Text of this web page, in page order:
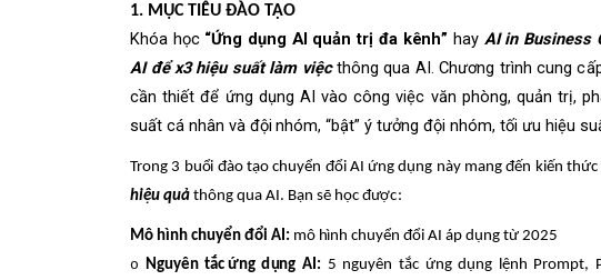
1. MỤC TIÊU ĐÀO TẠO
Khóa học “Ứng dụng AI quản trị đa kênh” hay AIin Business
AIđể x3 hiệu suất làm việcthông qua AI.Chương trình cungc
cần thiết để ứng dụng AI vàocông việc văn phòng, quản trị,p
suất cá nhân và đội nhóm,“bật” ý tưởng độinhóm, tối ưu hiệu su
Trong 3 buổi đàotạochuyển đổi AIứng dụng này mang đến kiến thức
hiệu quảthông qua AI. Bạn sẽ học được:
Mô hìnhchuyểnđổi AI : mô hìnhchuyển đổi AI áp dụng từ 2025
o Nguyên tắc ứng d ụng A : 5 nguyên tắc ứngd ụng l ện h Prompt,